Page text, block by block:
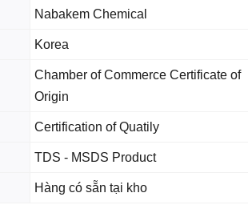
Nabakem Chemical
Korea
Chamber of Commerce Certificate of
Origin
Certification of Quatily
TDS - MSDS Product
Hàng có sẵn tại kho